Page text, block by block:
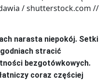
narasta niepokój. Setki
stracić
bezgotówkowych.
coraz częściej